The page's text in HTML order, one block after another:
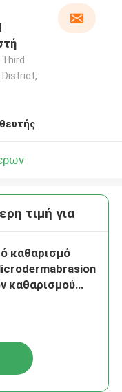
District,
τιμή για
καθαρισμό
καθαρισμού